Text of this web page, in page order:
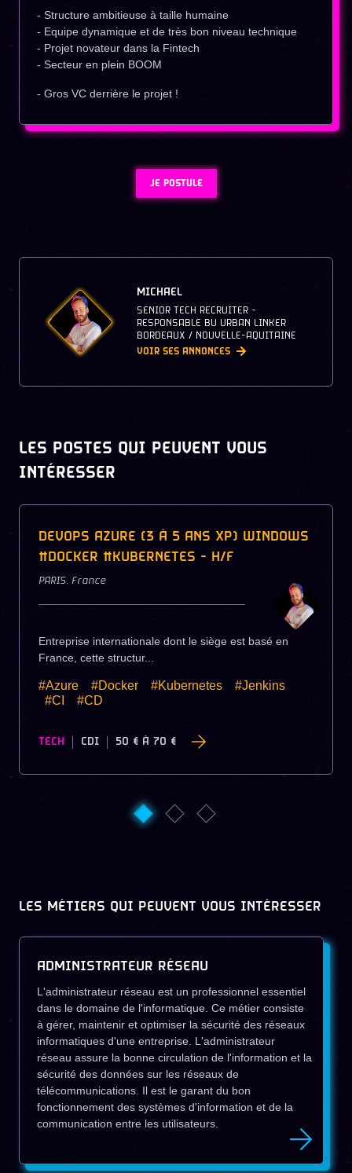
- Structure ambitieuse à taille humaine
- Equipe dynamique et de très bon niveau technique
- Projet novateur dans la Fintech
- Secteur en plein BOOM
- Gros VC derrière le projet !
JE POSTULE
MICHAEL
SENIOR TECH RECRUITER -
RESPONSABLE BU URBAN LINKER
BORDEAUX / NOUVELLE-AQUITAINE
VOIR SES ANNONCES
LES POSTES QUI PEUVENT VOUS
INTÉRESSER
DEVOPS AZURE (3 À 5 ANS XP) WINDOWS
#DOCKER #KUBERNETES - H/F
PARIS, France
Entreprise internationale dont le siège est basé en
France, cette structur...
#Azure #Docker #Kubernetes
#Jenkins
#CI
#CD
TECH CDI 50 € À 70 €
LES MÉTIERS QUI PEUVENT VOUS INTÉRESSER
ADMINISTRATEUR RÉSEAU
L'administrateur réseau est un professionnel essentiel
dans le domaine de l'informatique. Ce métier consiste
à gérer, maintenir et optimiser la sécurité des réseaux
informatiques d'une entreprise. L'administrateur
réseau assure la bonne circulation de l'information et la
sécurité des données sur les réseaux de
télécommunications. Il est le garant du bon
fonctionnement des systèmes d'information et de la
communication entre les utilisateurs.